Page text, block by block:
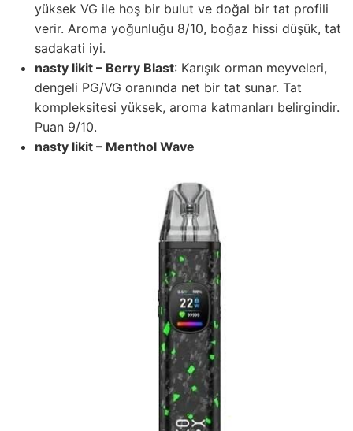
yüksek VG ile hoş bir bulut ve doğal bir tat profili
verir. Aroma yoğunluğu 8/10, boğaz hissi düşük, tat
sadakati iyi.
nasty likit – Berry Blast: Karışık orman meyveleri,
dengeli PG/VG oranında net bir tat sunar. Tat
kompleksitesi yüksek, aroma katmanları belirgindir.
Puan 9/10.
nasty likit – Menthol Wave